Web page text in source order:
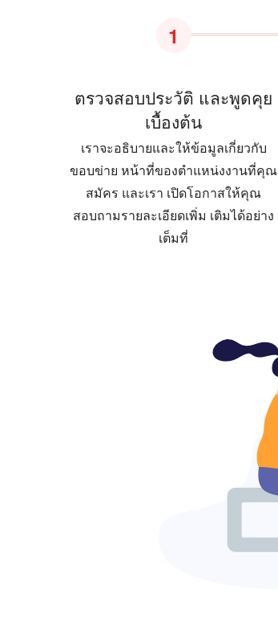
1
ตรวจสอบประวัติ และพูดคุย
เบื้องต้น
เราจะอธิบายและให้ข้อมูลเกี่ยวกับ
ขอบข่าย หน้าที่ของตำแหน่งงานที่คุณ
สมัคร และเรา เปิดโอกาสให้คุณ
สอบถามรายละเอียดเพิ่ม เติมได้อย่าง
เต็มที่